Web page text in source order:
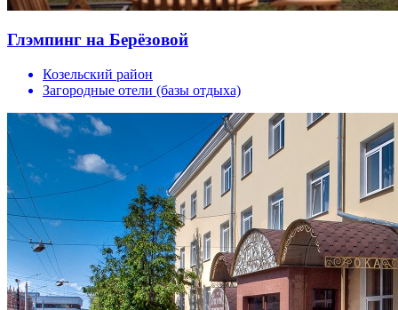
Глэмпинг на Берёзовой
Козельский район
Загородные отели (базы отдыха)